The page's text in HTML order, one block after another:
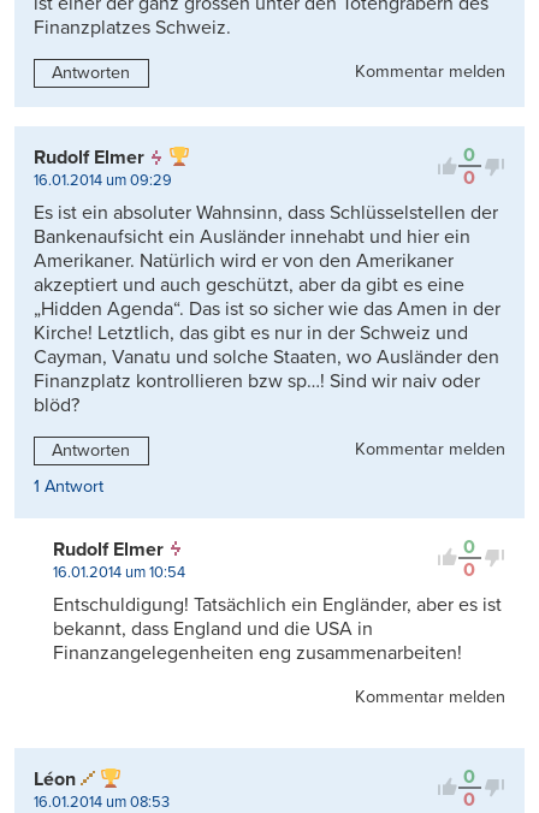
Finanzplatzes Schweiz.
Antworten Kommentar melden
0
0
Rudolf Elmer
16.01.2014 um 09:29
Es ist ein absoluter Wahnsinn, dass Schlüsselstellen der
Bankenaufsicht ein Ausländer innehabt und hier ein
Amerikaner. Natürlich wird er von den Amerikaner
akzeptiert und auch geschützt, aber da gibt es eine
„Hidden Agenda“. Das ist so sicher wie das Amen in der
Kirche! Letztlich, das gibt es nur in der Schweiz und
Cayman, Vanatu und solche Staaten, wo Ausländer den
Finanzplatz kontrollieren bzw sp…! Sind wir naiv oder
blöd?
Antworten
Kommentar melden
1 Antwort
0
0
Rudolf Elmer
16.01.2014 um 10:54
Entschuldigung! Tatsächlich ein Engländer, aber es ist
bekannt, dass England und die USA in
Finanzangelegenheiten eng zusammenarbeiten!
Kommentar melden
0
0
Léon
16.01.2014 um 08:53